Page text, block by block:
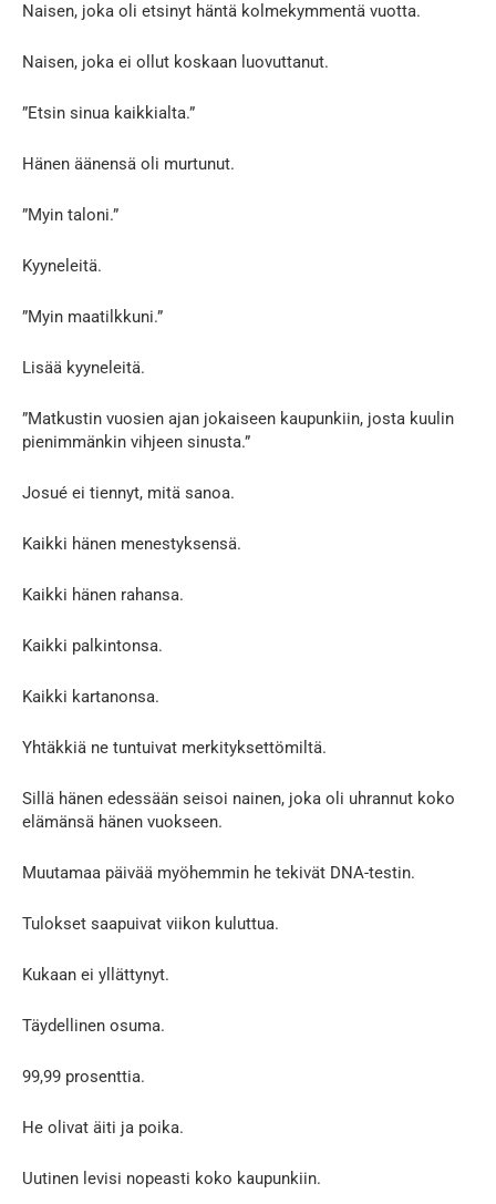
Naisen, joka oli etsinyt häntä kolmekymmentä vuotta.
Naisen, joka ei ollut koskaan luovuttanut.
”Etsin sinua kaikkialta.”
Hänen äänensä oli murtunut.
”Myin taloni.”
Kyyneleitä.
”Myin maatilkkuni.”
Lisää kyyneleitä.
”Matkustin vuosien ajan jokaiseen kaupunkiin, josta kuulin
pienimmänkin vihjeen sinusta.”
Josué ei tiennyt, mitä sanoa.
Kaikki hänen menestyksensä.
Kaikki hänen rahansa.
Kaikki palkintonsa.
Kaikki kartanonsa.
Yhtäkkiä ne tuntuivat merkityksettömiltä.
Sillä hänen edessään seisoi nainen, joka oli uhrannut koko
elämänsä hänen vuokseen.
Muutamaa päivää myöhemmin he tekivät DNA-testin.
Tulokset saapuivat viikon kuluttua.
Kukaan ei yllättynyt.
Täydellinen osuma.
99,99 prosenttia.
He olivat äiti ja poika.
Uutinen levisi nopeasti koko kaupunkiin.